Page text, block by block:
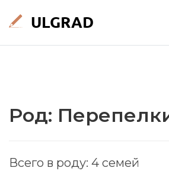
Род:
Всего в роду: 4 семей